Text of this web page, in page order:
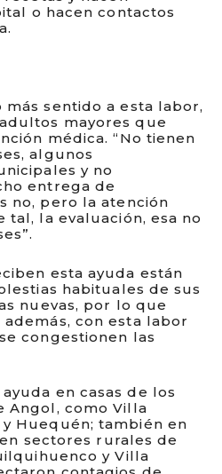
o hacen contactos
sentido a esta labor,
mayores que
médica. “No tienen
algunos
y no
entrega de
no, pero la atención
tal, la evaluación, esa no
esta ayuda están
habituales de sus
nuevas, por lo que
con esta labor
congestionen las
en casas de los
Angol, como Villa
Huequén; también en
sectores rurales de
y Villa